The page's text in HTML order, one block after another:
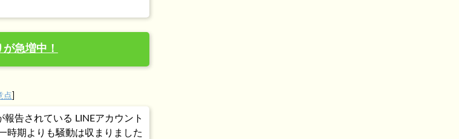
急増中！
点
報告されている LINEアカウント
時期よりも騒動は収まりました